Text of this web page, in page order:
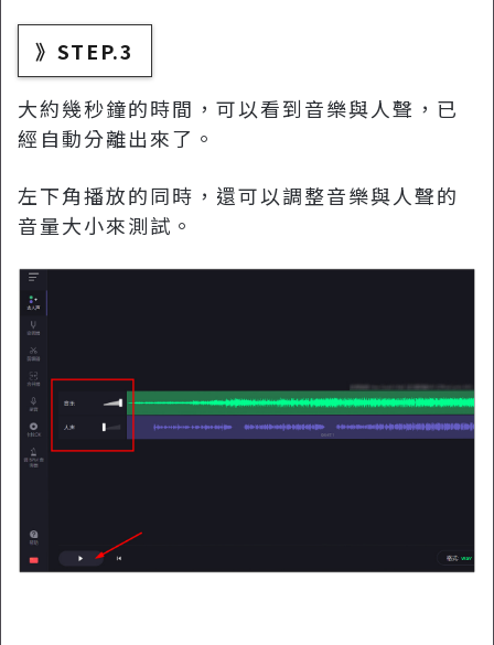
》STEP.3
大約幾秒鐘的時間，可以看到音樂與人聲，已
經自動分離出來了。
左下角播放的同時，還可以調整音樂與人聲的
音量大小來測試。